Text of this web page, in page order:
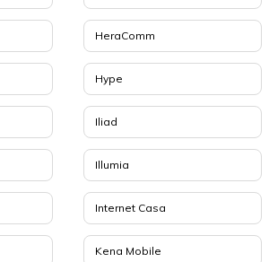
HeraComm
Hype
Iliad
Illumia
Internet Casa
Kena Mobile